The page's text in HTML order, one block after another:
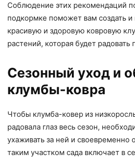
Соблюдение этих рекомендаций
подкормке поможет вам создать
красивую и здоровую ковровую
растений, которая будет радовать
Сезонный уход и
клумбы-ковра
Чтобы клумба-ковер из
радовала глаз весь сезон,
ухаживать за ней и своевременно
таким участком сада включает в